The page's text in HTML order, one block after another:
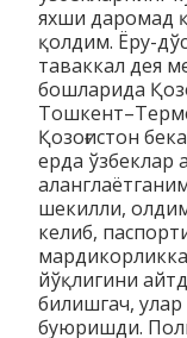
яхши даромад
қолдим. Ёру-
таваккал дея
бошларида
Қозоғистон
ерда ўзбеклар
шекилли,
келиб,
йўқлигини
билишгач,
буюришди.